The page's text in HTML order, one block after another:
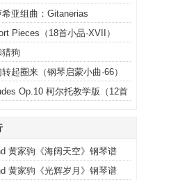
亚组曲：Gitanerias
Pieces（18首小品·XVII）
猎狗
起圈来（钢琴启蒙小曲·66）
Op.10 柯尔托教学版（12首
黄家驹《海阔天空》钢琴谱
黄家驹《光辉岁月》钢琴谱